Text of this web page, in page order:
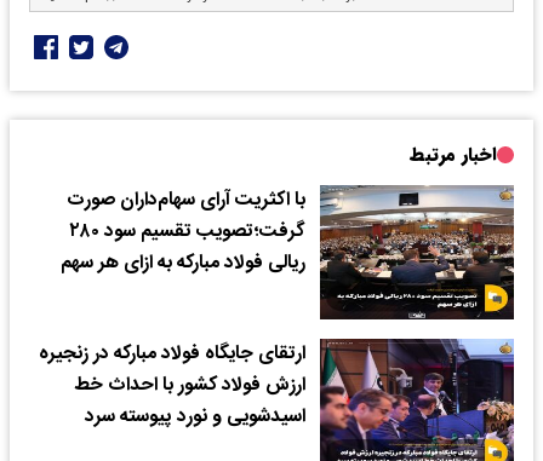
اخبار مرتبط
با اکثریت آرای سهام‌داران صورت
گرفت؛تصویب تقسیم سود ۲۸۰
ریالی فولاد مبارکه به ازای هر سهم
ارتقای جایگاه فولاد مبارکه در زنجیره
ارزش فولاد کشور با احداث خط
اسیدشویی و نورد پیوسته سرد